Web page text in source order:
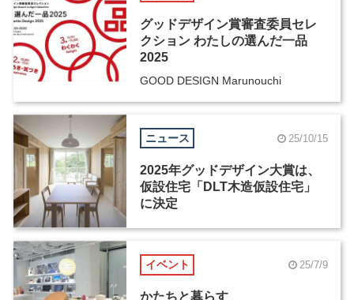
グッドデザイン賞審査委員セレ
クション わたしの選んだ一品
2025
GOOD DESIGN Marunouchi
ニュース 25/10/15
2025年グッドデザイン大賞は、
仮設住宅「DLT木造仮設住宅」
に決定
イベント 25/7/9
かたちと暮らす